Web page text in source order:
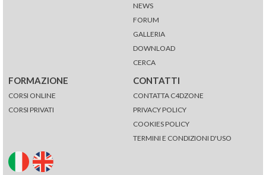
NEWS
FORUM
GALLERIA
DOWNLOAD
CERCA
FORMAZIONE
CORSI ONLINE
CORSI PRIVATI
CONTATTI
CONTATTA C4DZONE
PRIVACY POLICY
COOKIES POLICY
TERMINI E CONDIZIONI D'USO